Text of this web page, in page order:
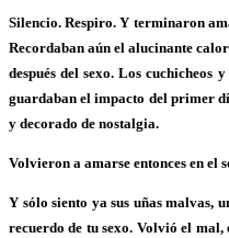
Silencio. Respiro. Y terminaron
Recordaban aún el alucinante
después del sexo. Los
guardaban el impacto del primer
y decorado de nostalgia.
Volvieron a amarse entonces en el
Y sólo siento ya sus uñas malvas,
recuerdo de tu sexo. Volvió el